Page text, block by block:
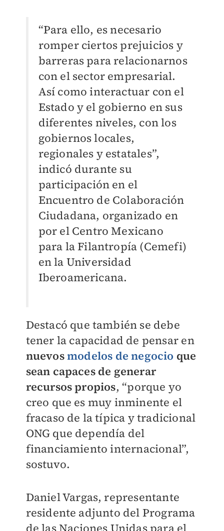
“Para ello, es necesario
romper ciertos prejuicios y
barreras para relacionarnos
con el sector empresarial.
Así como interactuar con el
Estado y el gobierno en sus
diferentes niveles, con los
gobiernos locales,
regionales y estatales”,
indicó durante su
participación en el
Encuentro de Colaboración
Ciudadana, organizado en
por el Centro Mexicano
para la Filantropía (Cemefi)
en la Universidad
Iberoamericana.
Destacó que también se debe
tener la capacidad de pensar en
nuevosmodelos de negocio que
sean capaces de generar
recursos propios, “porque yo
creo que es muy inminente el
fracaso de la típica y tradicional
ONG que dependía del
financiamiento internacional”,
sostuvo.
Daniel Vargas, representante
residente adjunto del Programa